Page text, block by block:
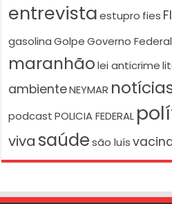
entrevista estupro fies
gasolina Golpe Governo Federal
maranhão lei anticrime
ambienteNEYMAR
podcast POLICIA FEDERAL
viva saúde são luís